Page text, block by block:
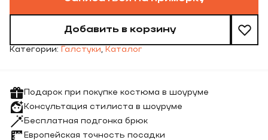
Добавить в корзину
Категории: Галстуки, Каталог
Подарок при покупке костюма в шоуруме
Консультация стилиста в шоуруме
Бесплатная подгонка брюк
Европейская точность посадки